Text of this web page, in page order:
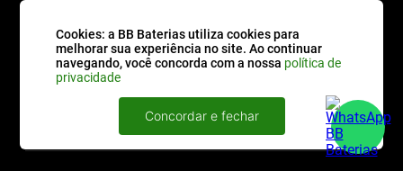
Cookies: a BB Baterias utiliza cookies para
melhorar sua experiência no site. Ao continuar
navegando, você concorda com a nossa política de
privacidade
Concordar e fechar
CATEGORIAS